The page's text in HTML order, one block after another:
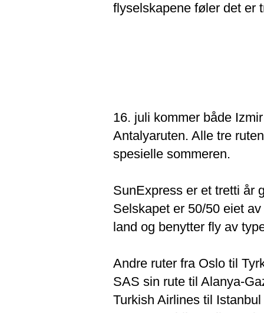
flyselskapene føler det er
16. juli kommer både
Antalyaruten. Alle tre
spesielle sommeren.
SunExpress er et tretti år
Selskapet er 50/50 eiet
land og benytter fly av
Andre ruter fra Oslo til
SAS sin rute til Alanya-
Turkish Airlines til